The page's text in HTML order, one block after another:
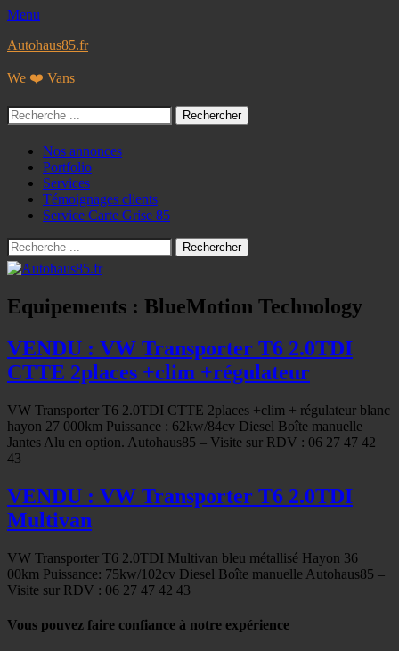
Menu
Autohaus85.fr
We ❤️ Vans
Rechercher :
mail
Menu
principal
Aller
contenu
Nos annonces
Portfolio
Services
Témoignages clients
Service Carte Grise 85
Recherche
Rechercher :
Equipements : BlueMotion Technology
VENDU : VW Transporter T6 2.0TDI
CTTE 2places +clim +régulateur
VW Transporter T6 2.0TDI CTTE 2places +clim + régulateur blanc
hayon 27 000km Puissance : 62kw/84cv Diesel Boîte manuelle
Jantes Alu en option. Autohaus85 – Visite sur RDV : 06 27 47 42
43
VENDU : VW Transporter T6 2.0TDI
Multivan
VW Transporter T6 2.0TDI Multivan bleu métallisé Hayon 36
00km Puissance: 75kw/102cv Diesel Boîte manuelle Autohaus85 –
Visite sur RDV : 06 27 47 42 43
Vous pouvez faire confiance à notre expérience